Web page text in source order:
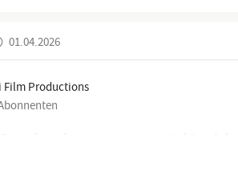
01.04.2026
Film Productions
Zeiten braucht man gute Laune... Viel Freude